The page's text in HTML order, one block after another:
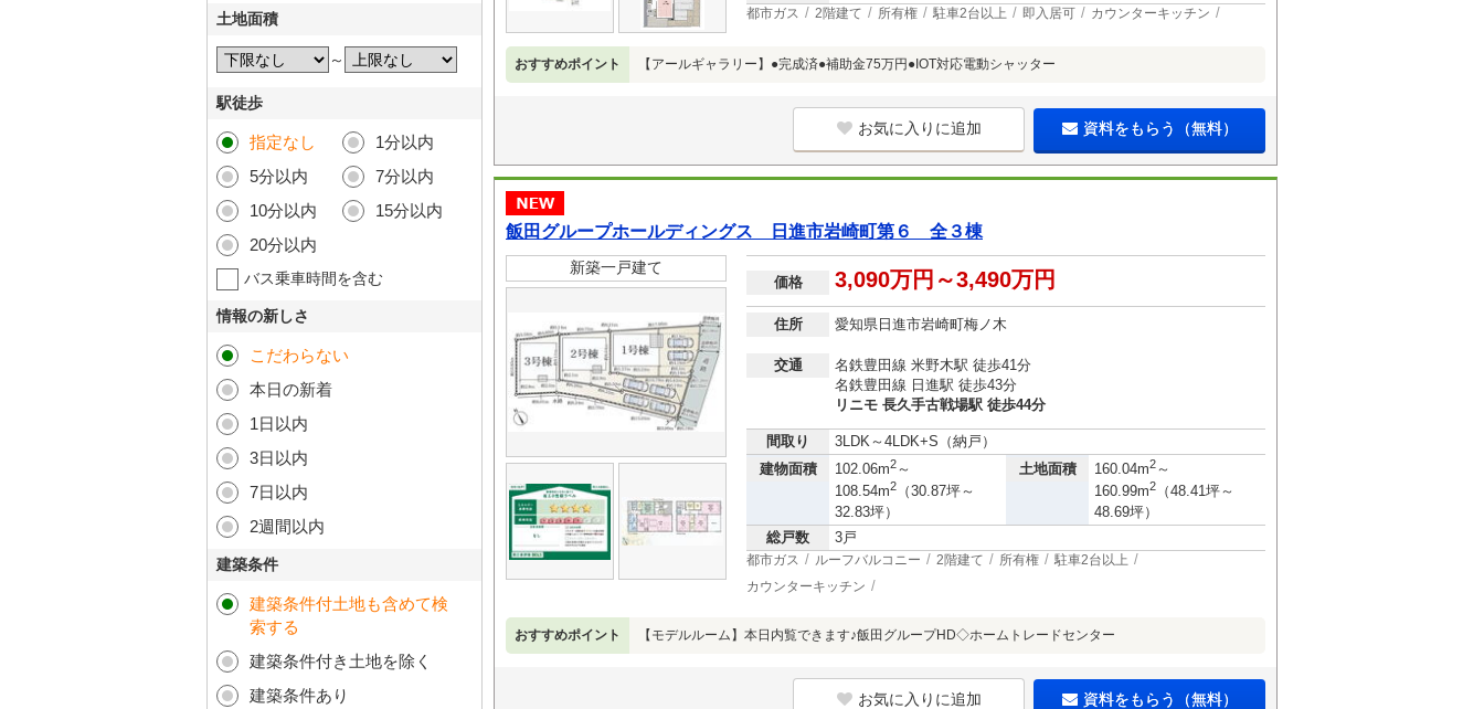
都市ガス 2階建て 所有権 駐車2台以上 即入居可 カウンターキッチン
おすすめポイント 【アールギャラリー】●完成済●補助金75万円●IOT対応電動シャッター
お気に入りに追加 資料をもらう（無料）
飯田グループホールディングス 日進市岩崎町第６ 全３棟
新築一戸建て
価格 3,090万円～3,490万円
住所 愛知県日進市岩崎町梅ノ木
交通
名鉄豊田線 米野木駅 徒歩41分
名鉄豊田線 日進駅 徒歩43分
リニモ 長久手古戦場駅 徒歩44分
間取り
3LDK～4LDK+S（納戸）
建物面積
102.06m2～
108.54m2
（30.87坪～
32.83坪）
土地面積 160.04m2～
160.99m2
（48.41坪～
48.69坪）
総戸数
3戸
都市ガス ルーフバルコニー 2階建て 所有権
駐車2台以上
カウンターキッチン
おすすめポイント 【モデルルーム】本日内覧できます♪飯田グループHD◇ホームトレードセンター
お気に入りに追加 資料をもらう（無料）
土地面積
～
駅徒歩
指定なし
1分以内
5分以内
7分以内
10分以内
15分以内
20分以内
バス乗車時間を含む
情報の新しさ
こだわらない
本日の新着
1日以内
3日以内
7日以内
2週間以内
建築条件
建築条件付土地も含めて検
索する
建築条件付き土地を除く
建築条件あり